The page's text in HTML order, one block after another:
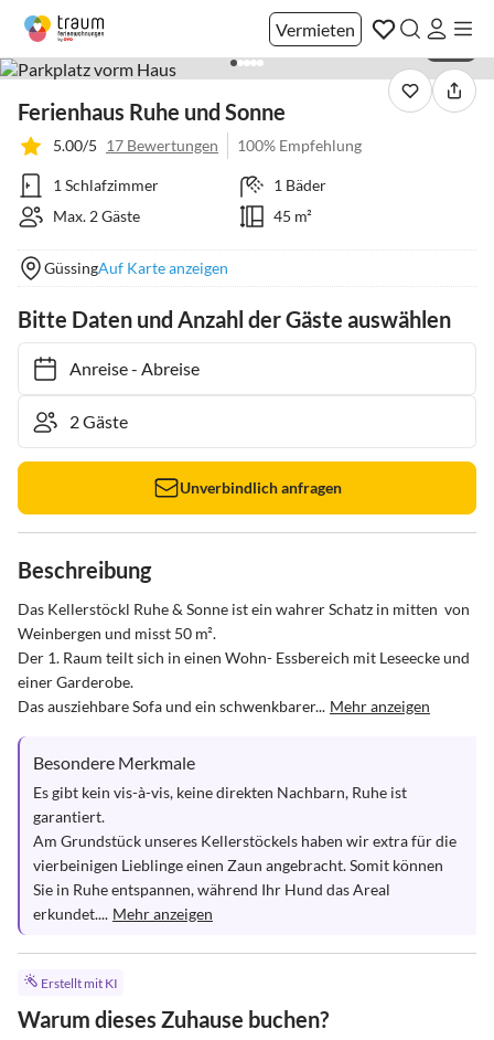
Vermieten
Ferienhaus Ruhe und Sonne
5.00/5 17 Bewertungen 100% Empfehlung
1 Schlafzimmer
1 Bäder
Max. 2 Gäste
45 m²
GüssingAuf Karte anzeigen
Bitte Daten und Anzahl der Gäste auswählen
Anreise- Abreise
Unverbindlich anfragen
Beschreibung
Das Kellerstöckl Ruhe & Sonne ist ein wahrer Schatz in mitten  von
Weinbergen und misst 50 m².
Der 1. Raum teilt sich in einen Wohn- Essbereich mit Leseecke und
einer Garderobe.
Das ausziehbare Sofa und ein schwenkbarer... Mehr anzeigen
Besondere Merkmale
Es gibt kein vis-à-vis, keine direkten Nachbarn, Ruhe ist
garantiert.
Am Grundstück unseres Kellerstöckels haben wir extra für die
vierbeinigen Lieblinge einen Zaun angebracht. Somit können
Sie in Ruhe entspannen, während Ihr Hund das Areal
erkundet.... Mehr anzeigen
Erstellt mit KI
Warum dieses Zuhause buchen?